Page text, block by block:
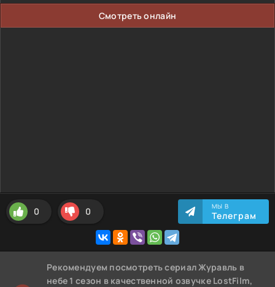
Смотреть онлайн
0 0 МЫ В
Телеграм
Рекомендуем посмотреть сериал Журавль в
небе 1 сезон в качественной озвучке LostFilm,